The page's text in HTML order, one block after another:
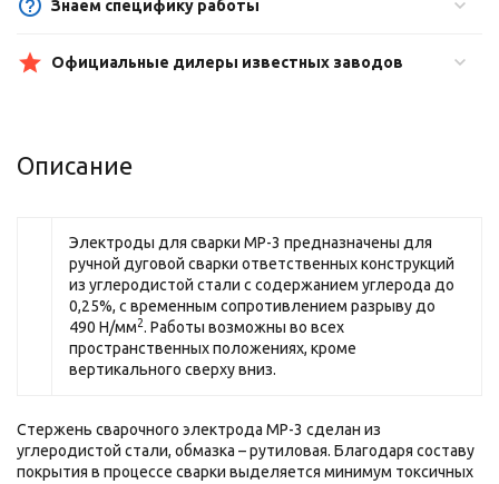
Знаем специфику работы
Официальные дилеры известных заводов
Описание
Электроды для сварки МР-3 предназначены для
ручной дуговой сварки ответственных конструкций
из углеродистой стали с содержанием углерода до
0,25%, с временным сопротивлением разрыву до
490 Н/мм2. Работы возможны во всех
пространственных положениях, кроме
вертикального сверху вниз.
Стержень сварочного электрода МР-3 сделан из
углеродистой стали, обмазка – рутиловая. Благодаря составу
покрытия в процессе сварки выделяется минимум токсичных